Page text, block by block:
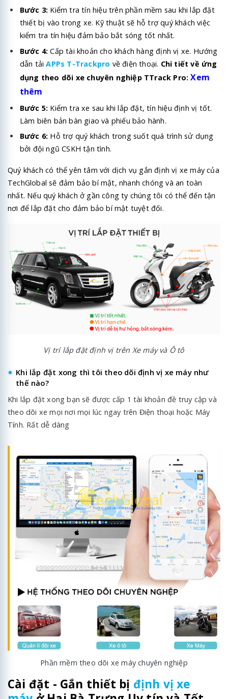
Bước 3: Kiểm tra tín hiệu trên phần mềm sau khi lắp đặt
thiết bị vào trong xe. Kỹ thuật sẽ hỗ trợ quý khách việc
kiểm tra tín hiệu đảm bảo bắt sóng tốt nhất.
Bước 4: Cấp tài khoản cho khách hàng định vị xe. Hướng
dẫn tảiAPPs T-Trackpro về điện thoại. Chi tiết về ứng
dụng theo dõi xe chuyên nghiệp TTrack Pro:Xem
thêm
Bước 5: Kiểm tra xe sau khi lắp đặt, tín hiệu định vị tốt.
Làm biên bản bàn giao và phiếu bảo hành.
Bước 6: Hỗ trợ quý khách trong suốt quá trình sử dụng
bởi đội ngũ CSKH tận tình.
Quý khách có thể yên tâm với dịch vụ gắn định vị xe máy của
TechGlobal sẽ đảm bảo bí mật, nhanh chóng và an toàn
nhất. Nếu quý khách ở gần công ty chúng tôi có thể đến tận
nơi để lắp đặt cho đảm bảo bí mật tuyệt đối.
Vị trí lắp đặt định vị trên Xe máy và Ô tô
Khi lắp đặt xong thì tôi theo dõi định vị xe máy như
thế nào?
Khi lắp đặt xong bạn sẽ được cấp 1 tài khoản đề truy cập và
theo dõi xe mọi nơi mọi lúc ngay trên Điện thoại hoặc Máy
Tính. Rất dễ dàng
Phần mềm theo dõi xe máy chuyên nghiệp
Cài đặt - Gắn thiết bị định vị xe